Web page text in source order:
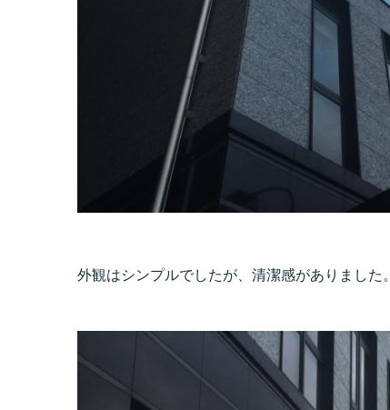
外観はシンプルでしたが、清潔感がありました。